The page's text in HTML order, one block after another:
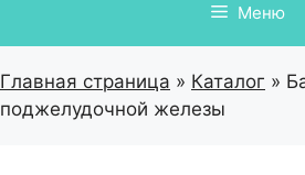
Меню
Главная страница » Каталог »
поджелудочной железы